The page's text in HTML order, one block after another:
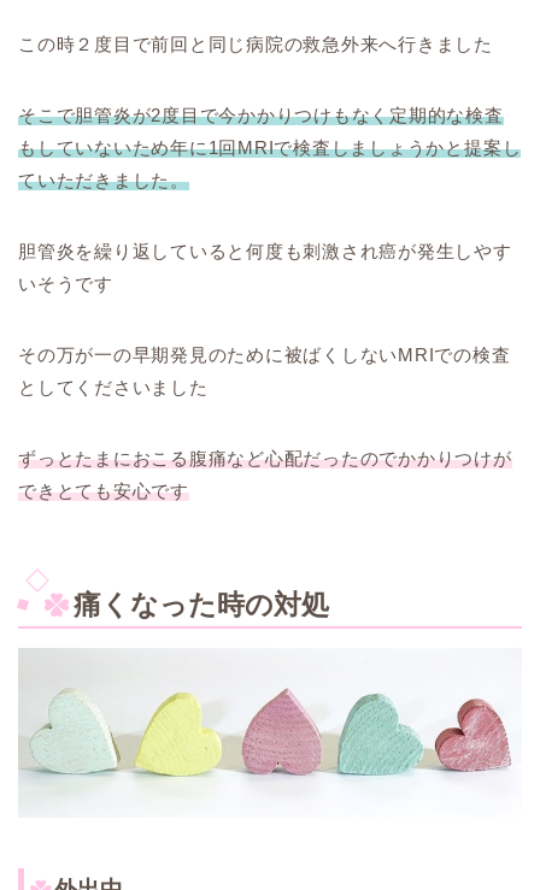
この時２度目で前回と同じ病院の救急外来へ行きました
そこで胆管炎が2度目で今かかりつけもなく定期的な検査
もしていないため年に1回MRIで検査しましょうかと提案し
ていただきました。
胆管炎を繰り返していると何度も刺激され癌が発生しやす
いそうです
その万が一の早期発見のために被ばくしないMRIでの検査
としてくださいました
ずっとたまにおこる腹痛など心配だったのでかかりつけが
できとても安心です
痛くなった時の対処